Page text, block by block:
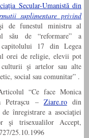
Secular-Umanistă din
suplimentare privind
de funestul ministru al
său de “reformare” a
17 din Legea
orei de religie, elevii pot
şi artelor sau alte
social sau comunitar” .
“Ce face Monica
Petraşcu – Ziare.rodin
înregistrare a asociaţiei
şi trisexualilor Accept,
25.10.1996